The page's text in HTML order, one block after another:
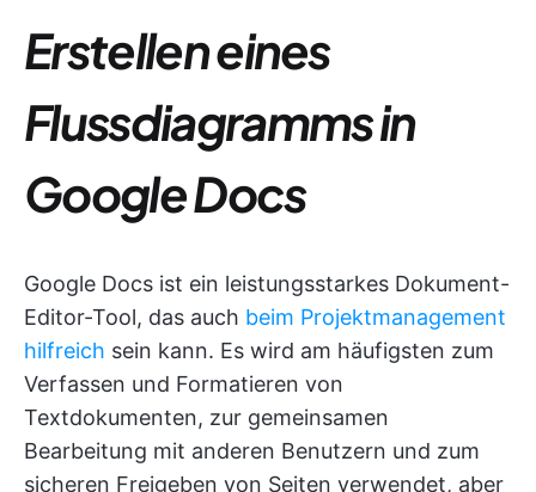
Erstellen eines
Flussdiagramms in
Google Docs
Google Docs ist ein leistungsstarkes Dokument-
Editor-Tool, das auch beim Projektmanagement
hilfreich sein kann. Es wird am häufigsten zum
Verfassen und Formatieren von
Textdokumenten, zur gemeinsamen
Bearbeitung mit anderen Benutzern und zum
sicheren Freigeben von Seiten verwendet, aber